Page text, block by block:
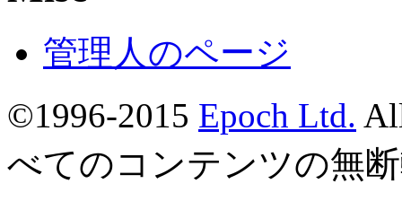
管理人のページ
©1996-2015 Epoch Ltd.
べてのコンテンツの無